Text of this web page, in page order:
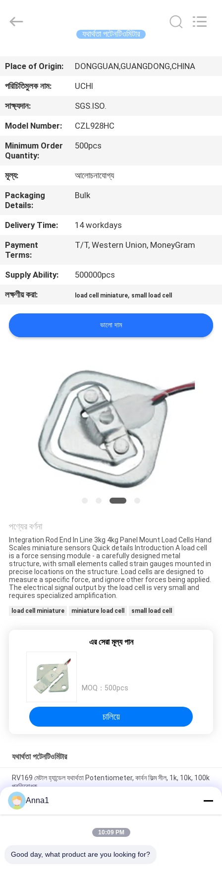
পণ্য
সম্পর্কে
নিয়ন্ত্রণ
যোগাযোগ
করুন
POLICY
Electronics
Co.,Ltd.
যথার্থতা পটেনটিওমিটার
Place of Origin:
DONGGUAN,GUANGDONG,CHINA
পরিচিতিমুলক নাম:
UCHI
সাক্ষ্যদান:
SGS.ISO.
Model Number:
CZL928HC
Minimum Order
Quantity:
500pcs
মূল্য:
আলোচনাযোগ্য
Packaging
Details:
Bulk
Delivery Time:
14 workdays
Payment
Terms:
T/T, Western Union, MoneyGram
Supply Ability:
500000pcs
লক্ষণীয় করা:
load cell miniature, small load cell
ভালো দাম
পণ্যের বর্ণনা
Integration Rod End In Line 3kg 4kg Panel Mount Load Cells Hand
Scales miniature sensors Quick details Introduction A load cell
is a force sensing module - a carefully designed metal
structure, with small elements called strain gauges mounted in
precise locations on the structure. Load cells are designed to
measure a specific force, and ignore other forces being applied.
The electrical signal output by the load cell is very small and
requires specialized amplification.
load cell miniature miniature load cell small load cell
এর সেরা মূল্য পান
MOQ： 500pcs
চালিয়ে
যথার্থতা পটেনটিওমিটার
RV169 মেটাল হ্যান্ডেল যথার্থতা Potentiometer, কার্বন ফিল্ম সীল, 1k, 10k, 100k
প্রতিরোধক
WH3012P 30 মিমি 45 মিমি স্টেরিও ডুয়াল স্লাইডিং পটেনসিওমিটার বি 10 কে ভ্রমণ
স্লাইডিং পটেনসিওমিটার
৯৩পিআর ৩ পিন একক টার্ন মেটাল সিরামিক ফাইন-টিউনিং পটেনসিওমিটার ১ ওয়াট ১০ কে
Anna1
10:09 PM
Good day, what product are you looking for?